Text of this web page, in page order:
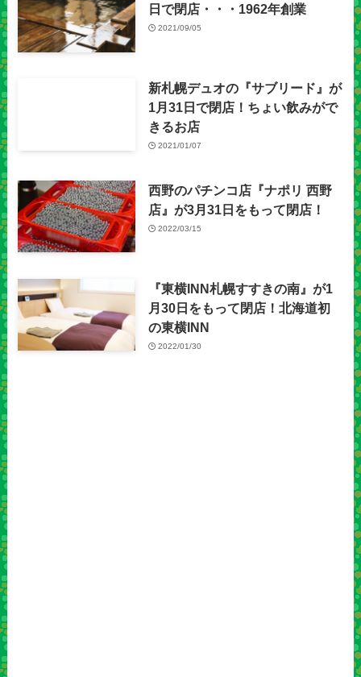
日で閉店・・・1962年創業
2021/09/05
新札幌デュオの『サブリード』が
1月31日で閉店！ちょい飲みがで
きるお店
2021/01/07
西野のパチンコ店『ナポリ 西野
店』が3月31日をもって閉店！
2022/03/15
『東横INN札幌すすきの南』が1
月30日をもって閉店！北海道初
の東横INN
2022/01/30